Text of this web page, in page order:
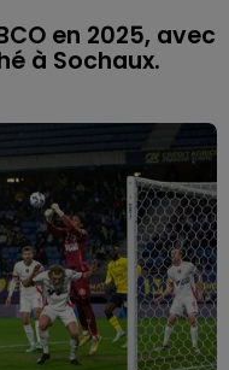
en 2025, avec
à Sochaux.